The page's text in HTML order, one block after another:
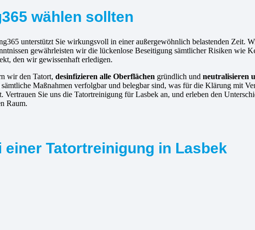
wählen sollten
unterstützt Sie wirkungsvoll in einer außergewöhnlich belastenden Zeit.
gewährleisten wir die lückenlose Beseitigung sämtlicher Risiken wie
den wir gewissenhaft erledigen.
wir den Tatort, desinfizieren alle Oberflächen gründlich und neutralisieren
Maßnahmen verfolgbar und belegbar sind, was für die Klärung mit
Vertrauen Sie uns die Tatortreinigung für Lasbek an, und erleben den
Raum.
Tatortreinigung in Lasbek